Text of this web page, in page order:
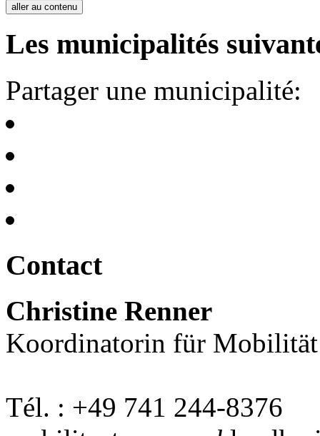
aller au contenu
Les municipalités
Partager une municipalité:
Contact
Christine Renner
Koordinatorin für
Tél. : +49 741 244-8376